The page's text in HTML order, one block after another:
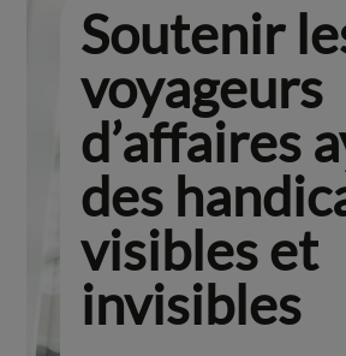
Soutenir
voyageurs
d’affaires
des
visibles et
invisibles